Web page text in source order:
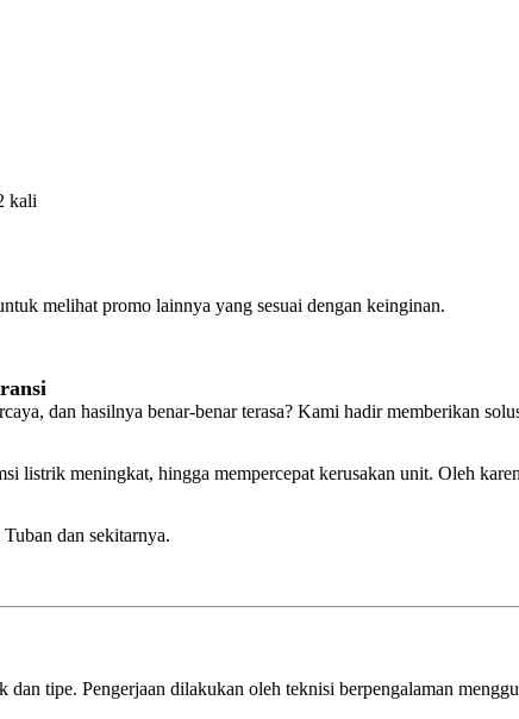
kali
melihat promo lainnya yang sesuai dengan keinginan.
dan hasilnya benar-benar terasa? Kami hadir memberikan
listrik meningkat, hingga mempercepat kerusakan unit. Oleh
dan sekitarnya.
tipe. Pengerjaan dilakukan oleh teknisi berpengalaman